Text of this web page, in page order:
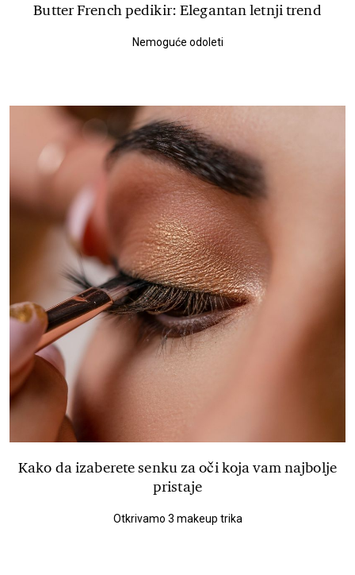
Butter French pedikir: Elegantan letnji trend
Nemoguće odoleti
Kako da izaberete senku za oči koja vam najbolje
pristaje
Otkrivamo 3 makeup trika